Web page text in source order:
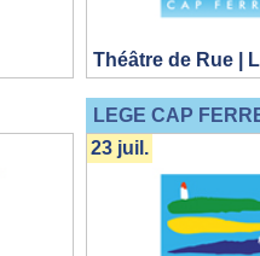
Théâtre de Rue |
LEGE CAP
23 juil.